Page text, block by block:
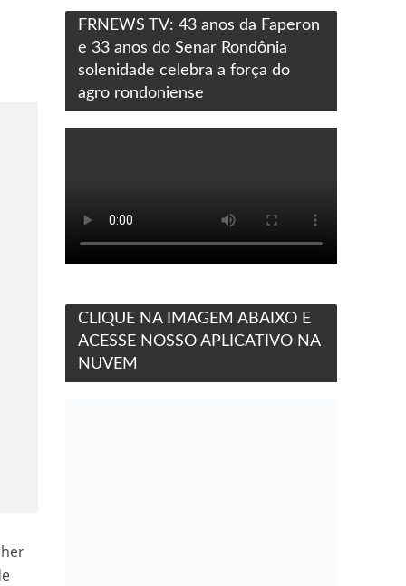
FRNEWS TV: 43 anos da Faperon
e 33 anos do Senar Rondônia
solenidade celebra a força do
agro rondoniense
CLIQUE NA IMAGEM ABAIXO E
ACESSE NOSSO APLICATIVO NA
NUVEM